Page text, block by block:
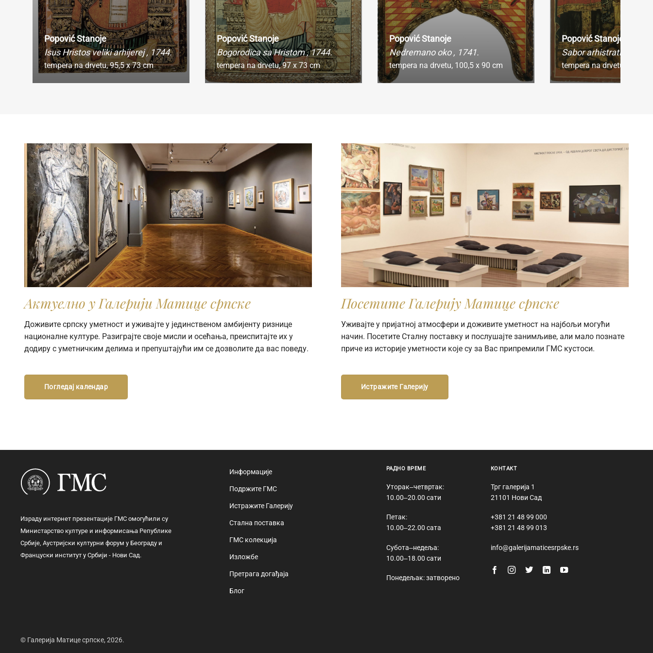
Popović Stanoje
Isus Hristos veliki arhijerej, 1744.
tempera na drvetu,95,5 x 73 cm
Popović Stanoje
Bogorodica sa Hristom, 1744.
tempera na drvetu,97 x 73 cm
Popović Stanoje
Nedremano oko , 1741.
tempera na drvetu, 100,5 x 90 cm
Popović Stanoje
Sabor arhistratiga
tempera na drvetu,
Актуелно у Галерији Матице српске
Доживите српску уметност и уживајте у јединственом амбијенту ризнице
националне културе. Разиграјте своје мисли и осећања, преиспитајте их у
додиру с уметничким делима и препуштајући им се дозволите да вас поведу.
Погледај календар
Посетите Галерију Матице српске
Уживајте у пријатној атмосфери и доживите уметност на најбољи могући
начин. Посетите Сталну поставку и послушајте занимљиве, али мало познате
приче из историје уметности које су за Вас припремили ГМС кустоси.
Истражите Галерију
Израду интернет презентације ГМС омогућили су
Министарство културе и информисања Републике
Србије, Аустријски културни форум у Београду и
Француски институт у Србији - Нови Сад.
Информације
Подржите ГМС
Истражите Галерију
Стална поставка
ГМС колекција
Изложбе
Претрага догађаја
Блог
РАДНО ВРЕМЕ
Уторак‒четвртак:
10.00‒20.00 сати
Петак:
10.00‒22.00 сата
Субота‒недеља:
10.00‒18.00 сати
Понедељак: затворено
КОНТАКТ
Трг галерија 1
21101 Нови Сад
+381 21 48 99 000
+381 21 48 99 013
info@galerijamaticesrpske.rs
© Галерија Матице српске, 2026.